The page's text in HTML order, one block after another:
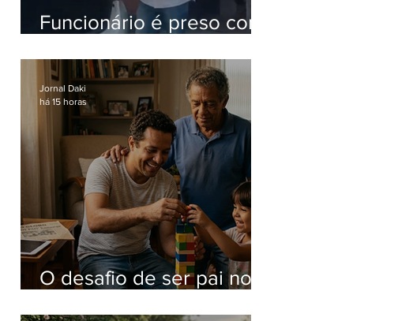
Funcionário é preso com
do Hospital do Andaraí
O desafio de ser pai no
Jornal Daki
há 15 horas